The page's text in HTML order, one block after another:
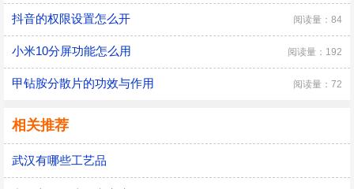
抖音的权限设置怎么开 阅读量：84
小米10分屏功能怎么用 阅读量：192
甲钻胺分散片的功效与作用 阅读量：72
相关推荐
武汉有哪些工艺品